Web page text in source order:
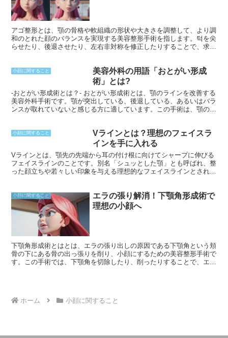
アゴ整形とは、顎の骨格や軟組織の形状や大きさを調整して、より調
和のとれた顔のバランスを実現する美容整形手術を指します。턱を尖
らせたり、後退させたり、左右非対称を修正したりすることで、求め
役立ちます。
小顔に関すること
美容外科の用語「おとがい形成
術」とは?
-おとがい形成術とは？- おとがい形成術とは、顎のラインを改善する
美容外科手術です。顎が突出している、後退している、あるいはバラ
ンスが取れていないと感じる方に適しています。この手術は、顎の骨
は、顔面の輪郭を改善し、自信を高めるのに役立つ可能性がありま
小顔に関すること
Vラインとは？理想のフェイスラ
インを手に入れる
Vラインとは、顎先の先端から耳の付け根に向けてシャープに伸びる
フェイスラインのことです。別名「シュッとした顎」とも呼ばれ、整
った顔立ちや若々しい印象を与える理想的なフェイスラインとされて
により、シャープで洗練されたフェイスラインが形成され、小顔効果
やリフトアップ効果が期待できます。
小顔に関すること
エラの張り解消！下顎角形成術で
理想の小顔へ
下顎角形成術とはとは、エラの張り出しの原因である下顎角という頬
骨の下にある骨の出っ張りを削り、小顔にするための美容整形手術で
す。この手術では、下顎角を切除したり、削ったりすることで、エラ
ホーム 小顔に関すること